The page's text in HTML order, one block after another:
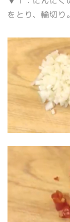
をとり、輪切り